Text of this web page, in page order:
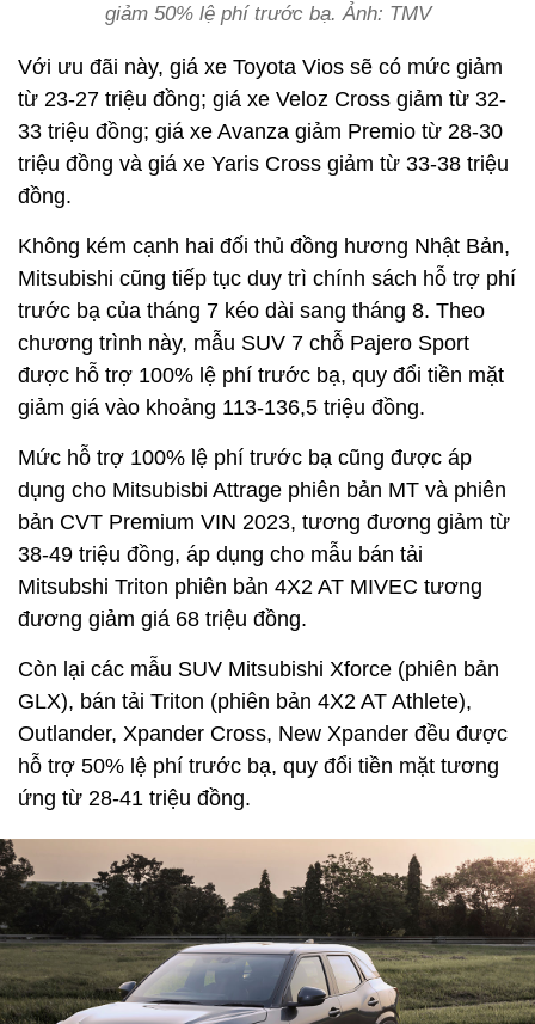
giảm 50% lệ phí trước bạ. Ảnh: TMV
Với ưu đãi này, giá xe Toyota Vios sẽ có mức giảm
từ 23-27 triệu đồng; giá xe Veloz Cross giảm từ 32-
33 triệu đồng; giá xe Avanza giảm Premio từ 28-30
triệu đồng và giá xe Yaris Cross giảm từ 33-38 triệu
đồng.
Không kém cạnh hai đối thủ đồng hương Nhật Bản,
Mitsubishi cũng tiếp tục duy trì chính sách hỗ trợ phí
trước bạ của tháng 7 kéo dài sang tháng 8. Theo
chương trình này, mẫu SUV 7 chỗ Pajero Sport
được hỗ trợ 100% lệ phí trước bạ, quy đổi tiền mặt
giảm giá vào khoảng 113-136,5 triệu đồng.
Mức hỗ trợ 100% lệ phí trước bạ cũng được áp
dụng cho Mitsubisbi Attrage phiên bản MT và phiên
bản CVT Premium VIN 2023, tương đương giảm từ
38-49 triệu đồng, áp dụng cho mẫu bán tải
Mitsubshi Triton phiên bản 4X2 AT MIVEC tương
đương giảm giá 68 triệu đồng.
Còn lại các mẫu SUV Mitsubishi Xforce (phiên bản
GLX), bán tải Triton (phiên bản 4X2 AT Athlete),
Outlander, Xpander Cross, New Xpander đều được
hỗ trợ 50% lệ phí trước bạ, quy đổi tiền mặt tương
ứng từ 28-41 triệu đồng.